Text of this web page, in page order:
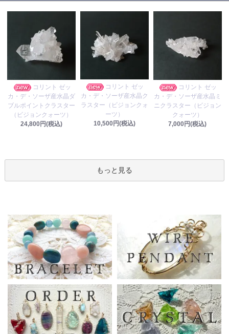
コリント ゼッ
カ・デ・ソーザ産水晶ダ
ブルポイントクラスター
（ビジョンクォーツ）
24,800円(税込)
コリント ゼッ
カ・デ・ソーザ産水晶ク
ラスター（ビジョンクォ
ーツ）
10,500円(税込)
コリント ゼッ
カ・デ・ソーザ産水晶ミ
ニクラスター（ビジョン
クォーツ）
7,000円(税込)
もっと見る